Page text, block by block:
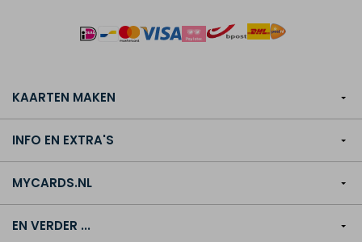
KAARTEN MAKEN
INFO EN EXTRA'S
MYCARDS.NL
EN VERDER ...